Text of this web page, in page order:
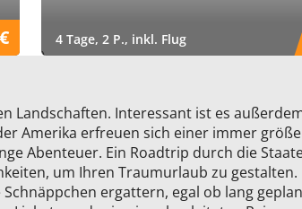
4 Tage, 2 P., inkl. Flug
)
Landschaften. Interessant ist es
Amerika erfreuen sich einer immer
Abenteuer. Ein Roadtrip durch die
um Ihren Traumurlaub zu
ergattern, egal ob lang